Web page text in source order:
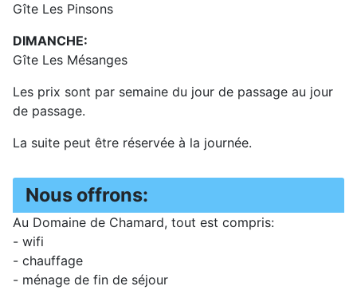
Gîte Les Pinsons
DIMANCHE:
Gîte Les Mésanges
Les prix sont par semaine du jour de passage au jour
de passage.
La suite peut être réservée à la journée.
Nous offrons:
Au Domaine de Chamard, tout est compris:
- wifi
- chauffage
- ménage de fin de séjour